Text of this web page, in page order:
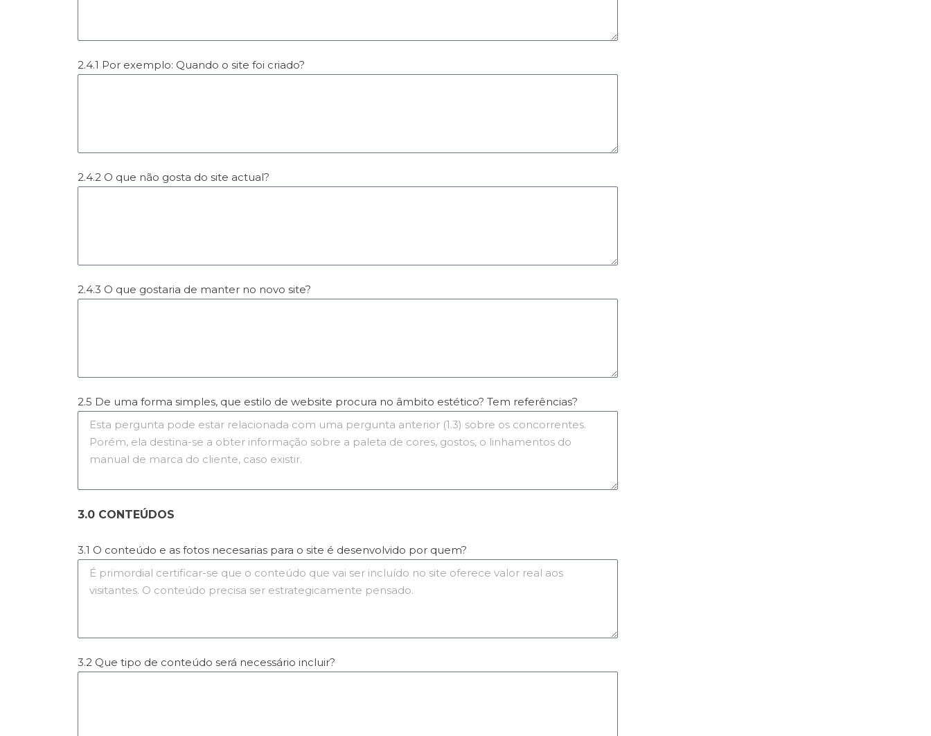
2.4.1 Por exemplo: Quando o site foi criado?
2.4.2 O que não gosta do site actual?
2.4.3 O que gostaria de manter no novo site?
2.5 De uma forma simples, que estilo de website procura no âmbito estético? Tem referências?
3.0 CONTEÚDOS
3.1 O conteúdo e as fotos necesarias para o site é desenvolvido por quem?
3.2 Que tipo de conteúdo será necessário incluir?